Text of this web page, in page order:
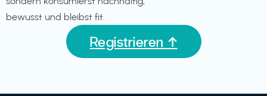
bewusst und bleibst fit.
Registrieren ↑